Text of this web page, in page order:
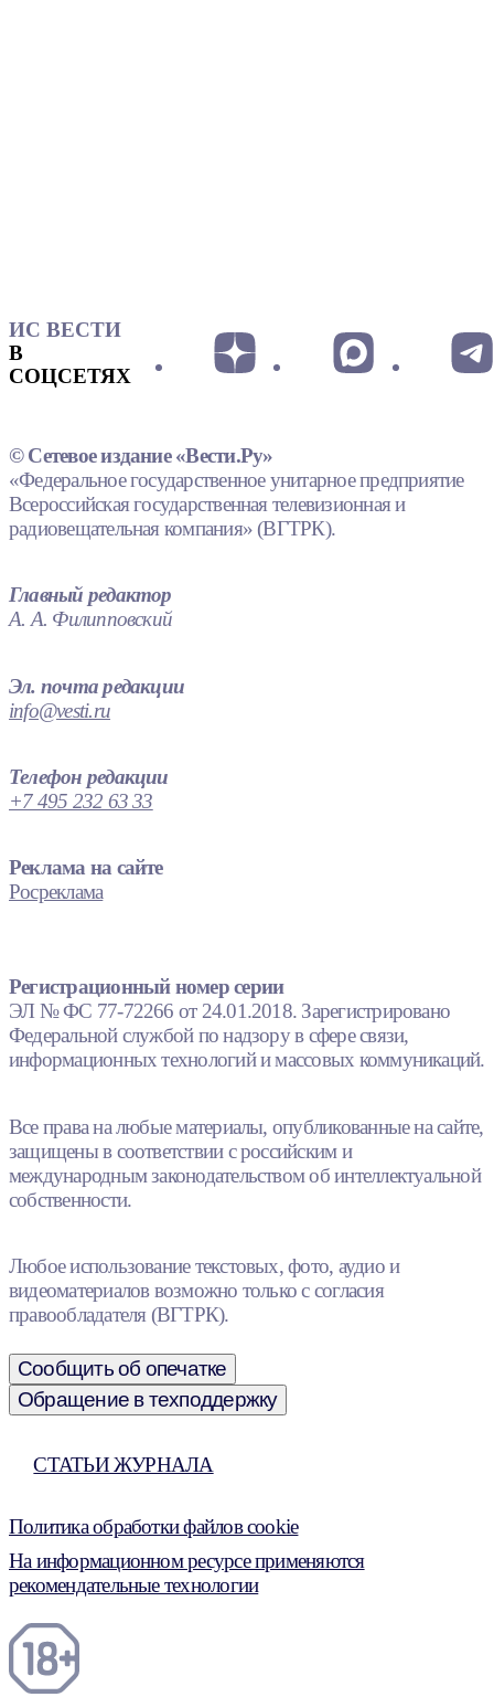
ИС ВЕСТИ
В
СОЦСЕТЯХ
© Сетевое издание «Вести.Ру»
«Федеральное государственное унитарное предприятие
Всероссийская государственная телевизионная и
радиовещательная компания» (ВГТРК).
Главный редактор
А. А. Филипповский
Эл. почта редакции
info@vesti.ru
Телефон редакции
+7 495 232 63 33
Реклама на сайте
Росреклама
Регистрационный номер серии
ЭЛ № ФС 77-72266 от 24.01.2018. Зарегистрировано
Федеральной службой по надзору в сфере связи,
информационных технологий и массовых коммуникаций.
Все права на любые материалы, опубликованные на сайте,
защищены в соответствии с российским и
международным законодательством об интеллектуальной
собственности.
Любое использование текстовых, фото, аудио и
видеоматериалов возможно только с согласия
правообладателя (ВГТРК).
Сообщить об опечатке
Обращение в техподдержку
СТАТЬИ ЖУРНАЛА
Политика обработки файлов cookie
На информационном ресурсе применяются
рекомендательные технологии